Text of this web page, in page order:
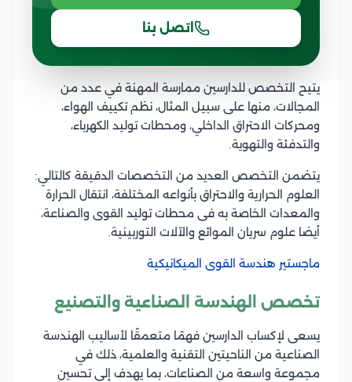
اتصل بنا
يتيح التخصص للدارسين ممارسة المهنة في عدد من
المجالات، منها على سبيل المثال، نظم تكييف الهواء،
ومحركات الاحتراق الداخلي، ومحطات توليد الكهرباء،
والتدفئة والتهوية.
يتضمن التخصص العديد من التخصصات الدقيقة كالتالي:
العلوم الحرارية والاحتراق بأنواعه المختلفة، انتقال الحرارة
والمعدات الخاصة به فى محطات توليد القوى والصناعة،
أيضا علوم سريان الموائع والآلات التوربينية.
ماجستير هندسة القوى الميكانيكية
تخصص الهندسة الصناعية والتصنيع
يسعى لإكساب الدارسين فهمًا متعمقًا لأساليب الهندسة
الصناعية من الناحيتين التقنية والعلمية، ذلك في
مجموعة واسعة من الصناعات، بما يهدف إلى تحسين